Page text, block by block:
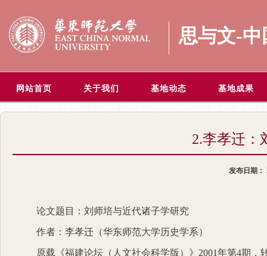
思与文-
网站首页 关于我们 基地动态 基地成果
2.李孝迁：
发布日期：
论文题目：刘师培与近代诸子学研究
作者：李孝迁（华东师范大学历史学系）
原载《福建论坛（人文社会科学版）》 2001年第4期，